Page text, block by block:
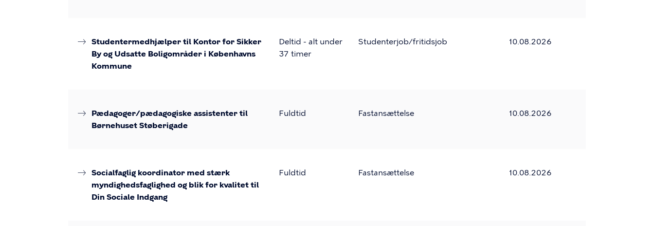
Studentermedhjælper til Kontor for Sikker
By og Udsatte Boligområder i Københavns
Kommune
Deltid - alt under
37 timer
Studenterjob/fritidsjob 10.08.2026
Pædagoger/pædagogiske assistenter til
Børnehuset Støberigade
Fuldtid Fastansættelse 10.08.2026
Socialfaglig koordinator med stærk
myndighedsfaglighed og blik for kvalitet til
Din Sociale Indgang
Fuldtid Fastansættelse 10.08.2026